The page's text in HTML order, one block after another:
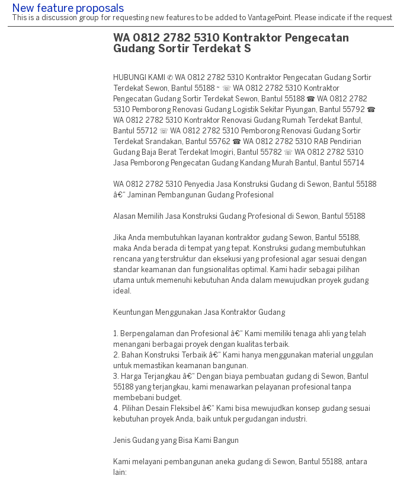
New feature proposals
This is a discussion group for requesting new features to be added to VantagePoint. Please indicate if the
WA 0812 2782 5310 Kontraktor Pengecatan
Gudang Sortir Terdekat S
HUBUNGI KAMI ✆ WA 0812 2782 5310 Kontraktor Pengecatan Gudang Sortir
Terdekat Sewon, Bantul 55188 ~ ☏ WA 0812 2782 5310 Kontraktor
Pengecatan Gudang Sortir Terdekat Sewon, Bantul 55188 ☎ WA 0812 2782
5310 Pemborong Renovasi Gudang Logistik Sekitar Piyungan, Bantul 55792 ☎
WA 0812 2782 5310 Kontraktor Renovasi Gudang Rumah Terdekat Bantul,
Bantul 55712 ☏ WA 0812 2782 5310 Pemborong Renovasi Gudang Sortir
Terdekat Srandakan, Bantul 55762 ☎ WA 0812 2782 5310 RAB Pendirian
Gudang Baja Berat Terdekat Imogiri, Bantul 55782 ☏ WA 0812 2782 5310
Jasa Pemborong Pengecatan Gudang Kandang Murah Bantul, Bantul 55714
WA 0812 2782 5310 Penyedia Jasa Konstruksi Gudang di Sewon, Bantul 55188
â€“ Jaminan Pembangunan Gudang Profesional
Alasan Memilih Jasa Konstruksi Gudang Profesional di Sewon, Bantul 55188
Jika Anda membutuhkan layanan kontraktor gudang Sewon, Bantul 55188,
maka Anda berada di tempat yang tepat. Konstruksi gudang membutuhkan
rencana yang terstruktur dan eksekusi yang profesional agar sesuai dengan
standar keamanan dan fungsionalitas optimal. Kami hadir sebagai pilihan
utama untuk memenuhi kebutuhan Anda dalam mewujudkan proyek gudang
ideal.
Keuntungan Menggunakan Jasa Kontraktor Gudang
1. Berpengalaman dan Profesional â€“ Kami memiliki tenaga ahli yang telah
menangani berbagai proyek dengan kualitas terbaik.
2. Bahan Konstruksi Terbaik â€“ Kami hanya menggunakan material unggulan
untuk memastikan keamanan bangunan.
3. Harga Terjangkau â€“ Dengan biaya pembuatan gudang di Sewon, Bantul
55188 yang terjangkau, kami menawarkan pelayanan profesional tanpa
membebani budget.
4. Pilihan Desain Fleksibel â€“ Kami bisa mewujudkan konsep gudang sesuai
kebutuhan proyek Anda, baik untuk pergudangan industri.
Jenis Gudang yang Bisa Kami Bangun
Kami melayani pembangunan aneka gudang di Sewon, Bantul 55188, antara
lain: